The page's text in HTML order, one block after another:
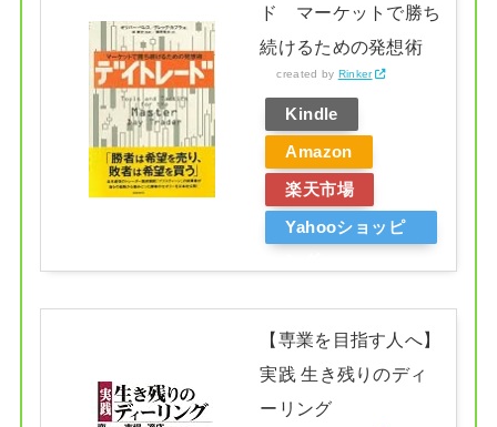
ド マーケットで勝ち
続けるための発想術
created by Rinker
Kindle
Amazon
楽天市場
Yahooショッピ
【専業を目指す人へ】
実践 生き残りのディ
ーリング